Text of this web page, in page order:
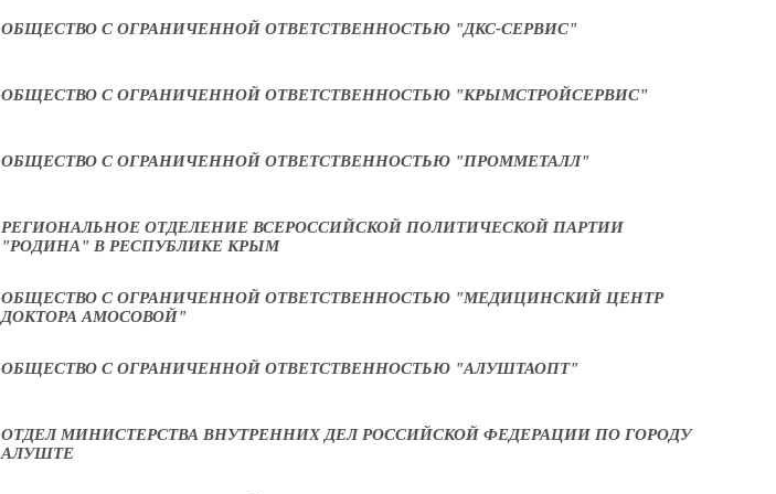
ОБЩЕСТВО С ОГРАНИЧЕННОЙ ОТВЕТСТВЕННОСТЬЮ "ДКС-СЕРВИС"
ОБЩЕСТВО С ОГРАНИЧЕННОЙ ОТВЕТСТВЕННОСТЬЮ "КРЫМСТРОЙСЕРВИС"
ОБЩЕСТВО С ОГРАНИЧЕННОЙ ОТВЕТСТВЕННОСТЬЮ "ПРОММЕТАЛЛ"
РЕГИОНАЛЬНОЕ ОТДЕЛЕНИЕ ВСЕРОССИЙСКОЙ ПОЛИТИЧЕСКОЙ ПАРТИИ
"РОДИНА" В РЕСПУБЛИКЕ КРЫМ
ОБЩЕСТВО С ОГРАНИЧЕННОЙ ОТВЕТСТВЕННОСТЬЮ "МЕДИЦИНСКИЙ ЦЕНТР
ДОКТОРА АМОСОВОЙ"
ОБЩЕСТВО С ОГРАНИЧЕННОЙ ОТВЕТСТВЕННОСТЬЮ "АЛУШТАОПТ"
ОТДЕЛ МИНИСТЕРСТВА ВНУТРЕННИХ ДЕЛ РОССИЙСКОЙ ФЕДЕРАЦИИ ПО ГОРОДУ
АЛУШТЕ